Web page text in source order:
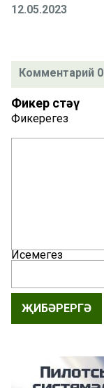
12.05.2023
Комментарий 0
Фикер өстәү
Фикерегез
Исемегез
ҖИБӘРЕРГӘ